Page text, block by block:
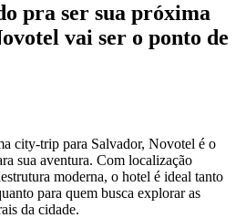
pra ser sua próxima
vai ser o ponto de
city-trip para Salvador, Novotel é o
sua aventura. Com localização
moderna, o hotel é ideal tanto
para quem busca explorar as
da cidade.